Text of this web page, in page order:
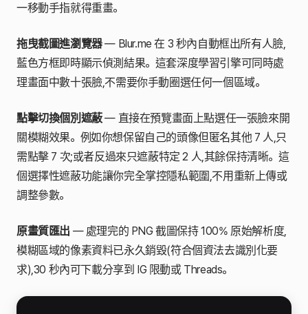
一移動手指就得重畫。
拖曳截圖進瀏覽器— Blur.me 在 3 秒內自動框出所有人臉,
藍色方框即時顯示偵測結果。這套深度學習引擎可同時處
理畫面中數十張臉,不需要你手動圈選任何一個區域。
點擊切換個別遮蔽— 直接在預覽畫面上點選任一張臉來開
關模糊效果。例如你想保留自己的頭像但匿名其他 7 人,只
需點擊 7 次;或者反過來只遮蔽特定 2 人,其餘保持清晰。這
個選擇性遮蔽功能讓你完全掌控隱私範圍,不用重新上傳或
調整參數。
原畫質匯出 — 處理完的 PNG 截圖保持 100% 原始解析度,
模糊區域的像素資料已永久銷毀(符合個資法去識別化要
求),30 秒內可下載分享到 IG 限動或 Threads。